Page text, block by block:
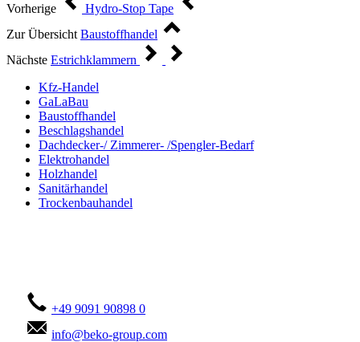
Vorherige
Hydro-Stop Tape
Zur Übersicht Baustoffhandel
Nächste Estrichklammern
Kfz-Handel
GaLaBau
Baustoffhandel
Beschlagshandel
Dachdecker-/ Zimmerer- /Spengler-Bedarf
Elektrohandel
Holzhandel
Sanitärhandel
Trockenbauhandel
+49 9091 90898 0
info@beko-group.com